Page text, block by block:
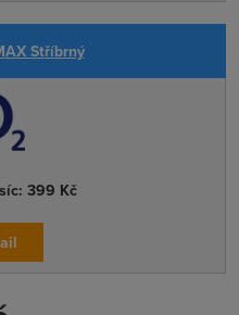
Stříbrný
399 Kč